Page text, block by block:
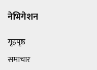
नेभिगेशन
गृहपृष्ठ
समाचार